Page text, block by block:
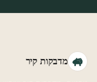
מדבקות קיר